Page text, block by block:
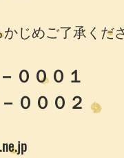
じめご了承くだ
０００１
０００２